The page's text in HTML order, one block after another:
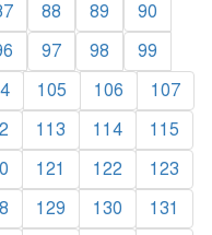
88 89
90
97 98
99
105 106
107
113 114
115
121 122
123
129 130
131